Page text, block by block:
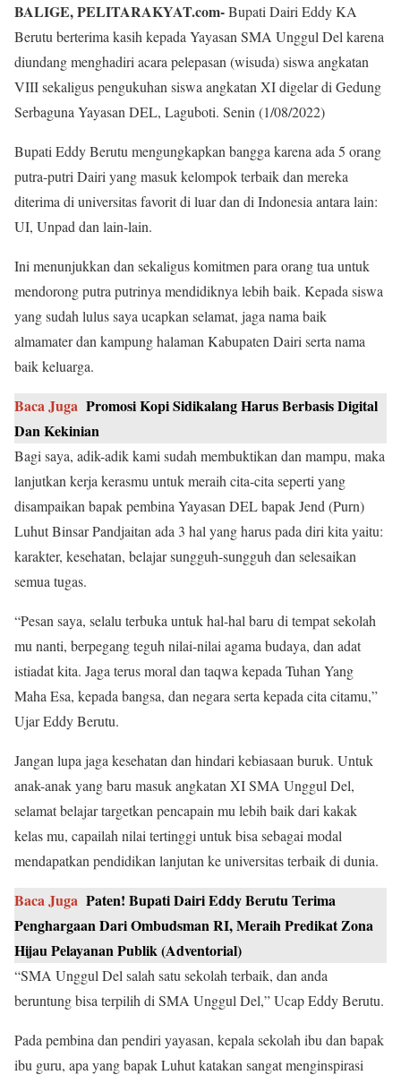
BALIGE, PELITARAKYAT.com-Bupati Dairi Eddy KA
Berutu berterima kasih kepada Yayasan SMA Unggul Del karena
diundang menghadiri acara pelepasan (wisuda) siswa angkatan
VIII sekaligus pengukuhan siswa angkatan XI digelar di Gedung
Serbaguna Yayasan DEL, Laguboti. Senin (1/08/2022)
Bupati Eddy Berutu mengungkapkan bangga karena ada 5 orang
putra-putri Dairi yang masuk kelompok terbaik dan mereka
diterima di universitas favorit di luar dan di Indonesia antara lain:
UI, Unpad dan lain-lain.
Ini menunjukkan dan sekaligus komitmen para orang tua untuk
mendorong putra putrinya mendidiknya lebih baik. Kepada siswa
yang sudah lulus saya ucapkan selamat, jaga nama baik
almamater dan kampung halaman Kabupaten Dairi serta nama
baik keluarga.
Baca Juga Promosi Kopi Sidikalang Harus Berbasis Digital
Dan Kekinian
Bagi saya, adik-adik kami sudah membuktikan dan mampu, maka
lanjutkan kerja kerasmu untuk meraih cita-cita seperti yang
disampaikan bapak pembina Yayasan DEL bapak Jend (Purn)
Luhut Binsar Pandjaitan ada 3 hal yang harus pada diri kita yaitu:
karakter, kesehatan, belajar sungguh-sungguh dan selesaikan
semua tugas.
“Pesan saya, selalu terbuka untuk hal-hal baru di tempat sekolah
mu nanti, berpegang teguh nilai-nilai agama budaya, dan adat
istiadat kita. Jaga terus moral dan taqwa kepada Tuhan Yang
Maha Esa, kepada bangsa, dan negara serta kepada cita citamu,”
Ujar Eddy Berutu.
Jangan lupa jaga kesehatan dan hindari kebiasaan buruk. Untuk
anak-anak yang baru masuk angkatan XI SMA Unggul Del,
selamat belajar targetkan pencapain mu lebih baik dari kakak
kelas mu, capailah nilai tertinggi untuk bisa sebagai modal
mendapatkan pendidikan lanjutan ke universitas terbaik di dunia.
Baca Juga Paten! Bupati Dairi Eddy Berutu Terima
Penghargaan Dari Ombudsman RI, Meraih Predikat Zona
Hijau Pelayanan Publik (Adventorial)
“SMA Unggul Del salah satu sekolah terbaik, dan anda
beruntung bisa terpilih di SMA Unggul Del,” Ucap Eddy Berutu.
Pada pembina dan pendiri yayasan, kepala sekolah ibu dan bapak
ibu guru, apa yang bapak Luhut katakan sangat menginspirasi